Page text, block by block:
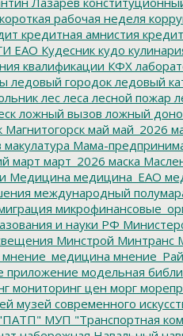
короткая рабочая неделя
кредитная амнистия
ЕАО Кудесник кудо
квалификации КФХ
ледовый городок ледовый
лес леса лесной пожар
ложный вызов ложный
Магнитогорск май май_2026
макулатура Мама-
март март_2026 маска
Медицина медицина_ЕАО
международный
и науки РФ
Минстрой Минтранс
мнение_медицина
приложение модельная
мониторинг цен морг
музей современного
МУП "Транспортная